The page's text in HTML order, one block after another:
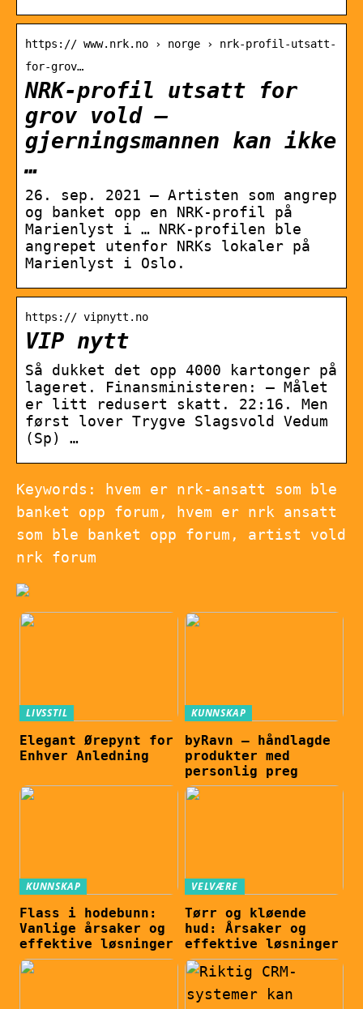
https:// www.nrk.no › norge › nrk-profil-utsatt-
for-grov…
NRK-profil utsatt for
grov vold –
gjerningsmannen kan ikke
…
26. sep. 2021 — Artisten som angrep
og banket opp en NRK-profil på
Marienlyst i … NRK-profilen ble
angrepet utenfor NRKs lokaler på
Marienlyst i Oslo.
https:// vipnytt.no
VIP nytt
Så dukket det opp 4000 kartonger på
lageret. Finansministeren: – Målet
er litt redusert skatt. 22:16. Men
først lover Trygve Slagsvold Vedum
(Sp) …
Keywords: hvem er nrk-ansatt som ble
banket opp forum, hvem er nrk ansatt
som ble banket opp forum, artist vold
nrk forum
LIVSSTIL
Elegant Ørepynt for
Enhver Anledning
KUNNSKAP
byRavn – håndlagde
produkter med
personlig preg
KUNNSKAP
Flass i hodebunn:
Vanlige årsaker og
effektive løsninger
VELVÆRE
Tørr og kløende
hud: Årsaker og
effektive løsninger